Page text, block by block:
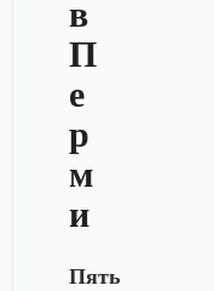
в
П
е
р
м
и
Пять